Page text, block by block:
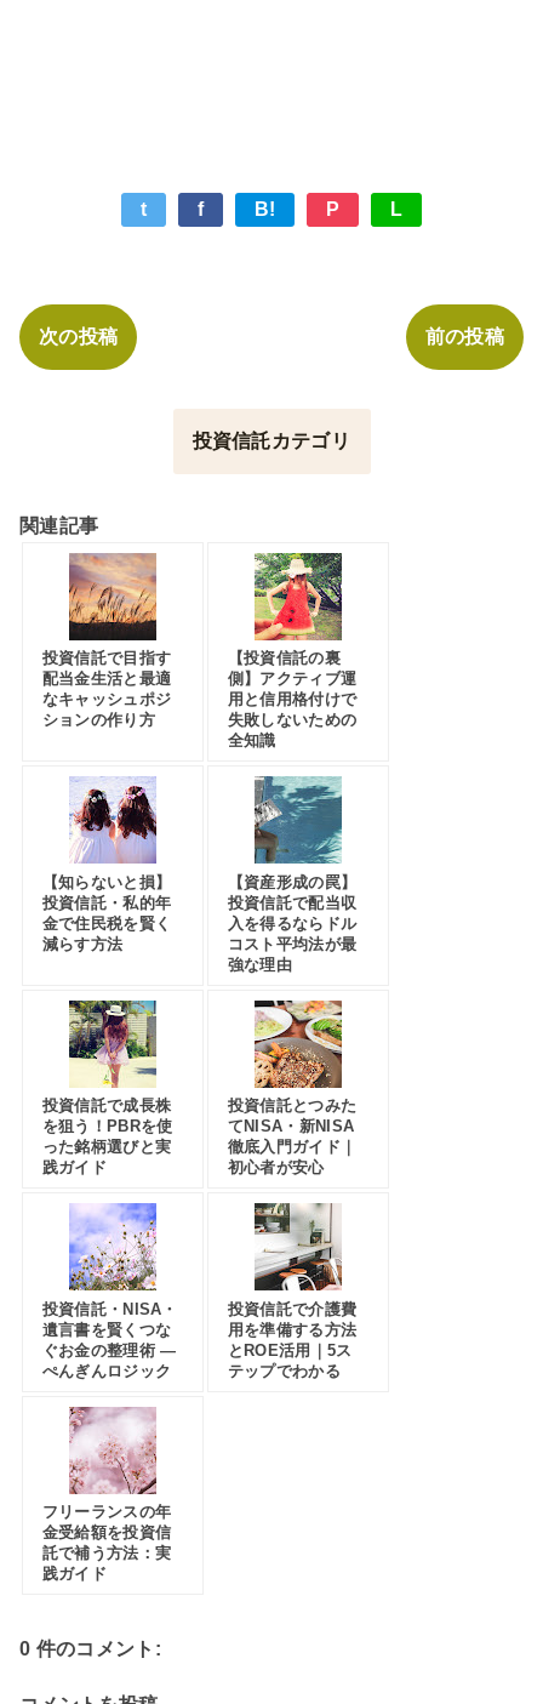
t f B! P L
次の投稿 前の投稿
投資信託カテゴリ
関連記事
投資信託で目指す
配当金生活と最適
なキャッシュポジ
ションの作り方
【投資信託の裏
側】アクティブ運
用と信用格付けで
失敗しないための
全知識
【知らないと損】
投資信託・私的年
金で住民税を賢く
減らす方法
【資産形成の罠】
投資信託で配当収
入を得るならドル
コスト平均法が最
強な理由
投資信託で成長株
を狙う！PBRを使
った銘柄選びと実
践ガイド
投資信託とつみた
てNISA・新NISA
徹底入門ガイド｜
初心者が安心
投資信託・NISA・
遺言書を賢くつな
ぐお金の整理術 —
ぺんぎんロジック
投資信託で介護費
用を準備する方法
とROE活用｜5ス
テップでわかる
フリーランスの年
金受給額を投資信
託で補う方法：実
践ガイド
0 件のコメント: